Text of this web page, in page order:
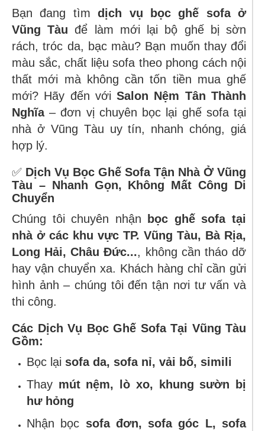
Bạn đang tìmdịch vụ bọc ghế sofa ở
Vũng Tàu để làm mới lại bộ ghế bị sờn
rách, tróc da, bạc màu? Bạn muốn thay đổi
màu sắc, chất liệu sofa theo phong cách nội
thất mới mà không cần tốn tiền mua ghế
mới? Hãy đến vớiSalon Nệm Tân Thành
Nghĩa– đơn vị chuyên bọc lại ghế sofa tại
nhà ở Vũng Tàu uy tín, nhanh chóng, giá
hợp lý.
✅ Dịch Vụ Bọc Ghế Sofa Tận Nhà Ở Vũng
Tàu – Nhanh Gọn, Không Mất Công Di
Chuyển
Chúng tôi chuyên nhận
bọc ghế sofa tại
nhà ở các khu vực TP. Vũng Tàu, Bà Rịa,
Long Hải, Châu Đức..., không cần tháo dỡ
hay vận chuyển xa. Khách hàng chỉ cần gửi
hình ảnh – chúng tôi đến tận nơi tư vấn và
thi công.
Các Dịch Vụ Bọc Ghế Sofa Tại Vũng Tàu
Gồm:
Bọc lại sofa da, sofa nỉ, vải bố, simili
Thay mút nệm, lò xo, khung sườn bị
hư hỏng
Nhận bọc sofa đơn, sofa góc L, sofa